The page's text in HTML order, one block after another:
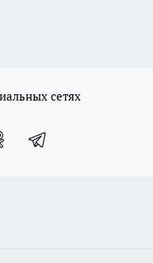
сетях